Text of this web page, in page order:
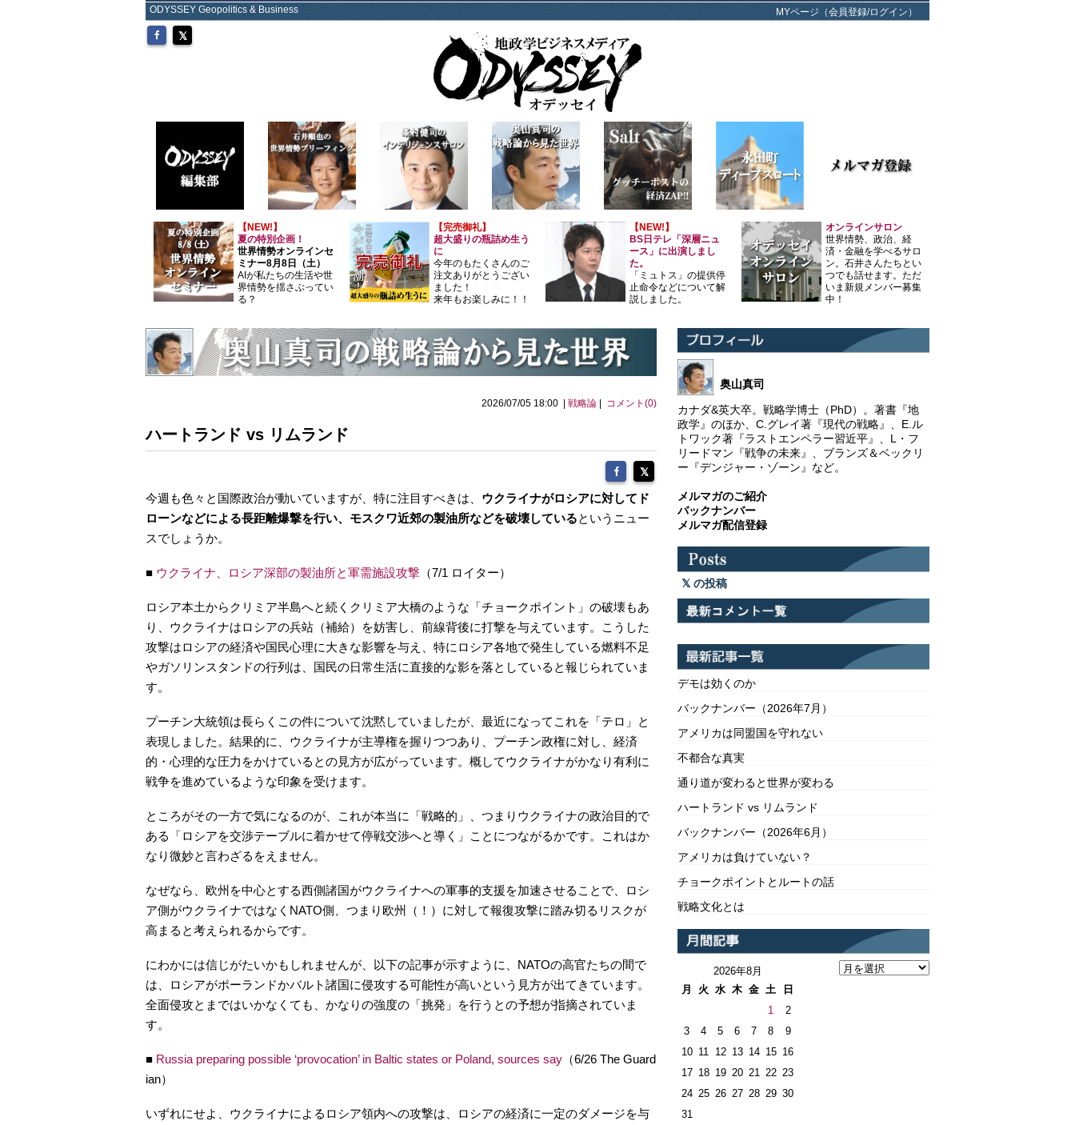
ODYSSEY Geopolitics & Business MYページ（会員登録/ログイン）
【NEW!】
夏の特別企画！
世界情勢オンラインセ
ミナー8月8日（土）
AIが私たちの生活や世
界情勢を揺さぶってい
る？
【完売御礼】
超大盛りの瓶詰め生う
に
今年のもたくさんのご
注文ありがとうござい
ました！
来年もお楽しみに！！
【NEW!】
BS日テレ「深層ニュ
ース」に出演しまし
た。
「ミュトス」の提供停
止命令などについて解
説しました。
オンラインサロン
世界情勢、政治、経
済・金融を学べるサロ
ン。石井さんたちとい
つでも話せます。ただ
いま新規メンバー募集
中！
2026/07/05 18:00 | 戦略論| コメント(0)
ハートランド vs リムランド
今週も色々と国際政治が動いていますが、特に注目すべきは、 ウクライナがロシアに対してド
ローンなどによる長距離爆撃を行い、モスクワ近郊の製油所などを破壊しているというニュー
スでしょうか。
■ ウクライナ、ロシア深部の製油所と軍需施設攻撃 （7/1 ロイター）
ロシア本土からクリミア半島へと続くクリミア大橋のような「チョークポイント」の破壊もあ
り、ウクライナはロシアの兵站（補給）を妨害し、前線背後に打撃を与えています。こうした
攻撃はロシアの経済や国民心理に大きな影響を与え、特にロシア各地で発生している燃料不足
やガソリンスタンドの行列は、国民の日常生活に直接的な影を落としていると報じられていま
す。
プーチン大統領は長らくこの件について沈黙していましたが、最近になってこれを「テロ」と
表現しました。結果的に、ウクライナが主導権を握りつつあり、プーチン政権に対し、経済
的・心理的な圧力をかけているとの見方が広がっています。概してウクライナがかなり有利に
戦争を進めているような印象を受けます。
ところがその一方で気になるのが、これが本当に「戦略的」、つまりウクライナの政治目的で
ある「ロシアを交渉テーブルに着かせて停戦交渉へと導く」ことにつながるかです。これはか
なり微妙と言わざるをえません。
なぜなら、欧州を中心とする西側諸国がウクライナへの軍事的支援を加速させることで、ロシ
ア側がウクライナではなくNATO側、つまり欧州（！）に対して報復攻撃に踏み切るリスクが
高まると考えられるからです。
にわかには信じがたいかもしれませんが、以下の記事が示すように、NATOの高官たちの間で
は、ロシアがポーランドかバルト諸国に侵攻する可能性が高いという見方が出てきています。
全面侵攻とまではいかなくても、かなりの強度の「挑発」を行うとの予想が指摘されていま
す。
■ Russia preparing possible ‘provocation’ in Baltic states or Poland, sources say （6/26 The Guard
ian）
いずれにせよ、ウクライナによるロシア領内への攻撃は、ロシアの経済に一定のダメージを与
奥山真司
カナダ&英大卒。戦略学博士（PhD）。著書『地
政学』のほか、C.グレイ著『現代の戦略』、E.ル
トワック著『ラストエンペラー習近平』、L・フ
リードマン『戦争の未来』、ブランズ＆ベックリ
ー『デンジャー・ゾーン』など。
メルマガのご紹介
バックナンバー
メルマガ配信登録
の投稿
デモは効くのか
バックナンバー（2026年7月）
アメリカは同盟国を守れない
不都合な真実
通り道が変わると世界が変わる
ハートランド vs リムランド
バックナンバー（2026年6月）
アメリカは負けていない？
チョークポイントとルートの話
戦略文化とは
2026年8月
月
火 水 木 金 土 日
1
2
3
4 5 6 7 8
9
10 11 12 13 14 15 16
17 18 19 20 21 22 23
24 25 26 27 28 29 30
31